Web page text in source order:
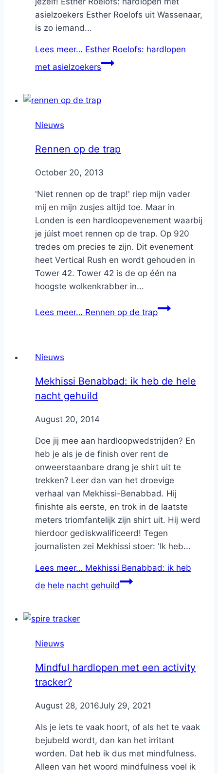
asielzoekers Esther Roelofs uit Wassenaar,
is zo iemand...
Lees meer… Esther Roelofs: hardlopen
met asielzoekers
Nieuws
Rennen op de trap
ByNicole
October 20, 2013
'Niet rennen op de trap!' riep mijn vader
mij en mijn zusjes altijd toe. Maar in
Londen is een hardloopevenement waarbij
je júíst moet rennen op de trap. Op 920
tredes om precies te zijn. Dit evenement
heet Vertical Rush en wordt gehouden in
Tower 42. Tower 42 is de op één na
hoogste wolkenkrabber in...
Lees meer… Rennen op de trap
Nieuws
Mekhissi Benabbad: ik heb de hele
nacht gehuild
ByNicole
August 20, 2014
Doe jij mee aan hardloopwedstrijden? En
heb je als je de finish over rent de
onweerstaanbare drang je shirt uit te
trekken? Leer dan van het droevige
verhaal van Mekhissi-Benabbad. Hij
finishte als eerste, en trok in de laatste
meters triomfantelijk zijn shirt uit. Hij werd
hierdoor gediskwalificeerd! Tegen
journalisten zei Mekhissi stoer: 'Ik heb...
Lees meer… Mekhissi Benabbad: ik heb
de hele nacht gehuild
Nieuws
Mindful hardlopen met een activity
tracker?
ByNicole
August 28, 2016July 29, 2021
Als je iets te vaak hoort, of als het te vaak
bejubeld wordt, dan kan het irritant
worden. Dat heb ik dus met mindfulness.
Alleen van het woord mindfulness voel ik